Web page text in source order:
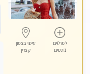
לפרטים
נוספים
עיסוי בצפון
קצרין